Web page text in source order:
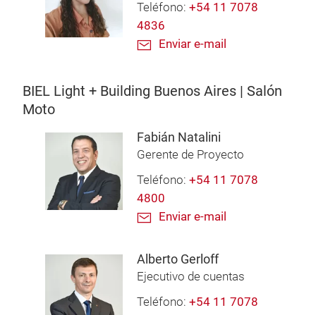
Teléfono: +54 11 7078
4836
Enviar e-mail
BIEL Light + Building Buenos Aires | Salón
Moto
Fabián Natalini
Gerente de Proyecto
Teléfono: +54 11 7078
4800
Enviar e-mail
Alberto Gerloff
Ejecutivo de cuentas
Teléfono: +54 11 7078